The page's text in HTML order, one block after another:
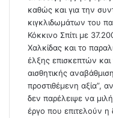
καθώς και για την
κιγκλιδωμάτων του
Κόκκινο Σπίτι με
Χαλκίδας και το
έλξης επισκεπτών και
αισθητικής
προστιθέμενη αξία”,
δεν παρέλειψε να
έργο που επιτελούν η